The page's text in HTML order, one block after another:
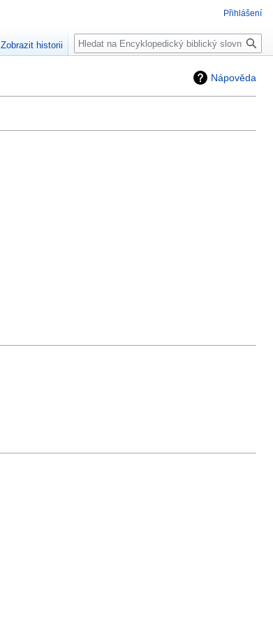
Nápověda
Přihlášení
Zobrazit historii Hledat